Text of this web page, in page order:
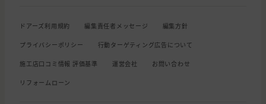
ドアーズ利用規約 編集責任者メッセージ 編集方針
プライバシーポリシー 行動ターゲティング広告について
施工店口コミ情報 評価基準 運営会社 お問い合わせ
リフォームローン